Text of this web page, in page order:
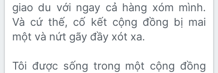
giao du với ngay cả hàng xóm mình.
Và cứ thế, cố kết cộng đồng bị mai
một và nứt gãy đầy xót xa.
Tôi được sống trong một cộng đồng